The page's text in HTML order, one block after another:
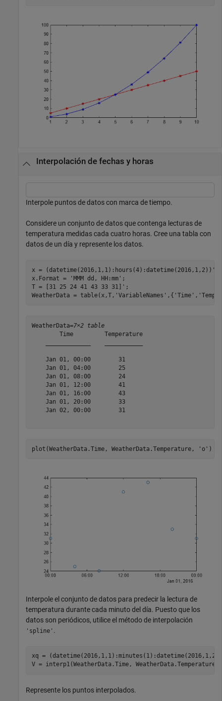
Interpolación de fechas y horas
Interpole puntos de datos con marca de tiempo.
Considere un conjunto de datos que contenga lecturas de
temperatura medidas cada cuatro horas. Cree una tabla con
datos de un día y represente los datos.
x = (datetime(2016,1,1):hours(4):datetime(2016,1,2))';
x.Format =
'MMM dd, HH:mm' ;
T = [31 25 24 41 43 33 31]';
WeatherData = table(x,T, 'VariableNames' ,{ 'Time' ,
WeatherData=7×2 table
        Time         Temperature
    Jan 01, 00:00        31
    Jan 01, 04:00        25
    Jan 01, 08:00        24
    Jan 01, 12:00        41
    Jan 01, 16:00        43
    Jan 01, 20:00        33
    Jan 02, 00:00        31
plot(WeatherData.Time, WeatherData.Temperature, 'o' )
Interpole el conjunto de datos para predecir la lectura de
temperatura durante cada minuto del día. Puesto que los
datos son periódicos, utilice el método de interpolación
'spline' .
xq =
V = interp1(WeatherData.Time,
Represente los puntos interpolados.